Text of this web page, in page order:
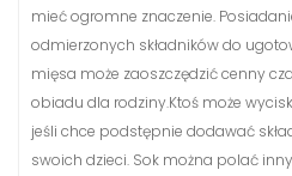
mieć ogromne znaczenie.
odmierzonych składników do
mięsa może zaoszczędzić cenny
obiadu dla rodziny.Ktoś może
jeśli chce podstępnie dodawać
swoich dzieci. Sok można polać